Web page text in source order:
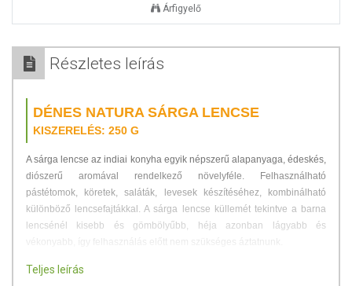
Árfigyelő
Részletes leírás
DÉNES NATURA SÁRGA LENCSE
KISZERELÉS: 250 G
A sárga lencse az indiai konyha egyik népszerű alapanyaga, édeskés,
diószerű aromával rendelkező növelyféle. Felhasználható
pástétomok, köretek, saláták, levesek készítéséhez, kombinálható
különböző lencsefajtákkal. A sárga lencse küllemét tekintve a barna
lencsénél kisebb és gömbölyűbb, héja azonban lágyabb és
vékonyabb, így felhasználás előtt nem szükséges áztatnunk.
Jellemzők:
Teljes leírás